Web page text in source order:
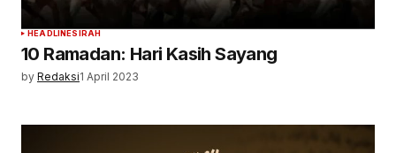
HEADLINESIRAH
10 Ramadan: Hari Kasih Sayang
by Redaksi1 April 2023